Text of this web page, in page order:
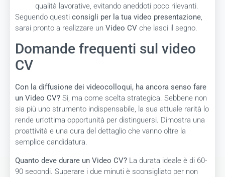
qualità lavorative, evitando aneddoti poco rilevanti.
Seguendo questi consigli per la tua video presentazione,
sarai pronto a realizzare un Video CV che lasci il segno.
Domande frequenti sul video
CV
Con la diffusione dei videocolloqui, ha ancora senso fare
un Video CV? Sì, ma come scelta strategica. Sebbene non
sia più uno strumento indispensabile, la sua attuale rarità lo
rende un’ottima opportunità per distinguersi. Dimostra una
proattività e una cura del dettaglio che vanno oltre la
semplice candidatura.
Quanto deve durare un Video CV? La durata ideale è di 60-
90 secondi. Superare i due minuti è sconsigliato per non